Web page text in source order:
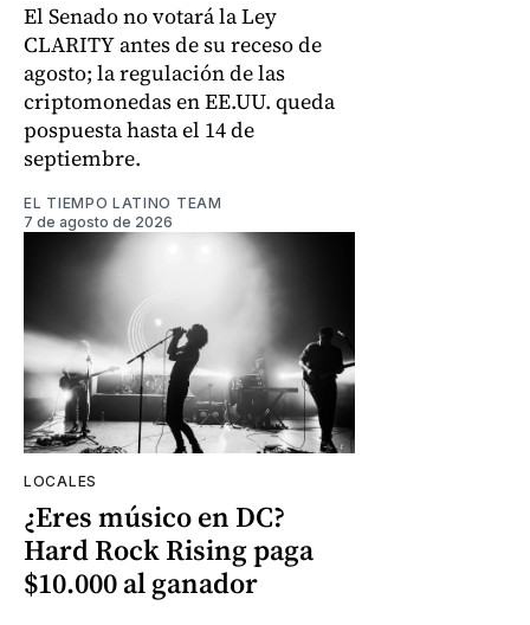
El Senado no votará la Ley
CLARITY antes de su receso de
agosto; la regulación de las
criptomonedas en EE.UU. queda
pospuesta hasta el 14 de
septiembre.
EL TIEMPO LATINO TEAM
7 de agosto de 2026
LOCALES
¿Eres músico en DC?
Hard Rock Rising paga
$10.000 al ganador